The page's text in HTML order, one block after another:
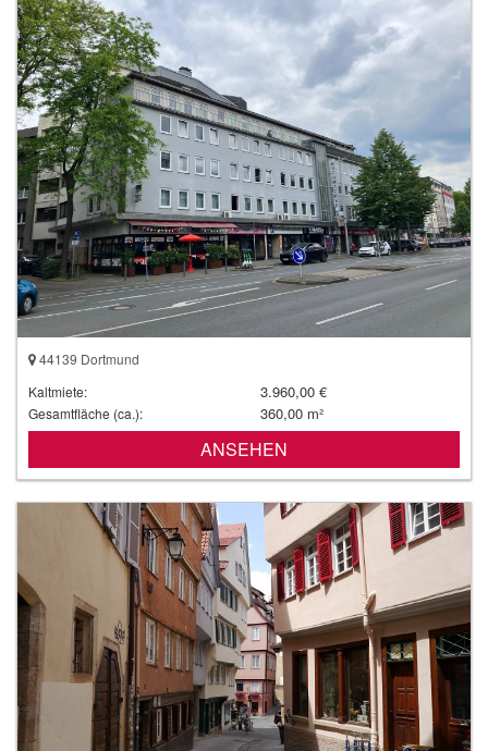
44139 Dortmund
Kaltmiete:
3.960,00 €
Gesamtfläche (ca.): 360,00 m²
ANSEHEN